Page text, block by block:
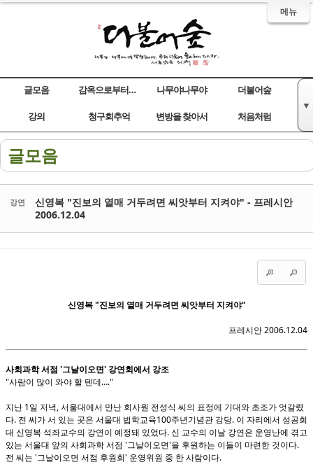
메뉴
글모음 감옥으로부터의 사색 나무야나무야 더불어숲
강의
▼
청구회추억
변방을 찾아서 처음처럼
글모음
강연
신영복 "진보의 열매 거두려면 씨앗부터 지켜야" - 프레시안
2006.12.04
신영복 "진보의 열매 거두려면 씨앗부터 지켜야"
프레시안 2006.12.04
사회과학 서점 '그날이오면' 강연회에서 강조
"사람이 많이 와야 할 텐데…."
지난 1일 저녁, 서울대에서 만난 회사원 전성식 씨의 표정에 기대와 초조가 엇갈렸
다. 전 씨가 서 있는 곳은 서울대 법학교육100주년기념관 강당. 이 자리에서 성공회
대 신영복 석좌교수의 강연이 예정돼 있었다. 신 교수의 이날 강연은 운영난에 겪고
있는 서울대 앞의 사회과학 서점 '그날이오면'을 후원하는 이들이 마련한 것이다.
전 씨는 '그날이오면 서점 후원회' 운영위원 중 한 사람이다.
Sketchbook5, 스케치북5
Sketchbook5, 스케치북5
Sketchbook5, 스케치북5
Sketchbook5, 스케치북5